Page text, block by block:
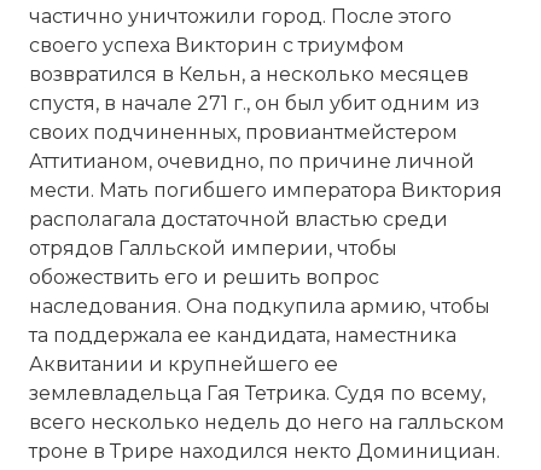
частично уничтожили город. После этого
своего успеха Викторин с триумфом
возвратился в Кельн, а несколько месяцев
спустя, в начале 271 г., он был убит одним из
своих подчиненных, провиантмейстером
Аттитианом, очевидно, по причине личной
мести. Мать погибшего императора Виктория
располагала достаточной властью среди
отрядов Галльской империи, чтобы
обожествить его и решить вопрос
наследования. Она подкупила армию, чтобы
та поддержала ее кандидата, наместника
Аквитании и крупнейшего ее
землевладельца Гая Тетрика. Судя по всему,
всего несколько недель до него на галльском
троне в Трире находился некто Доминициан.